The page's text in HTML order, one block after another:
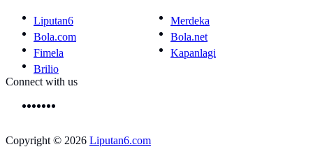
Liputan6
Merdeka
Bola.com
Bola.net
Fimela
Kapanlagi
Brilio
Connect with us
Copyright © 2026 Liputan6.com